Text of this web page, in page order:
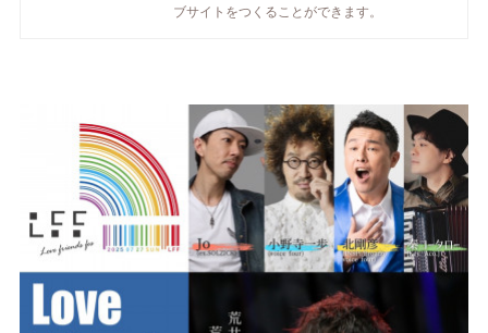
ブサイトをつくることができます。